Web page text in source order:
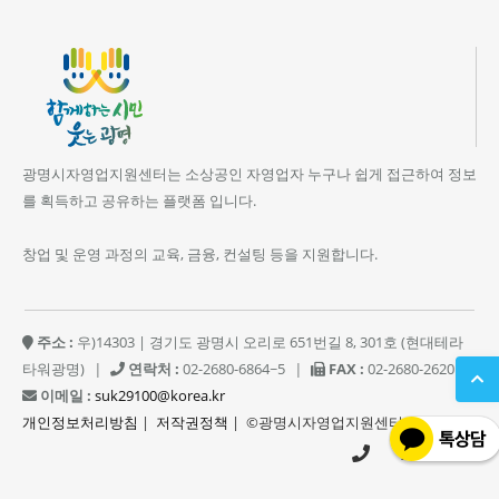
광명시자영업지원센터는 소상공인 자영업자 누구나 쉽게 접근하여 정보
를 획득하고 공유하는 플랫폼 입니다.
창업 및 운영 과정의 교육, 금융, 컨설팅 등을 지원합니다.
주소 : 우)14303 | 경기도 광명시 오리로 651번길 8, 301호 (현대테라
타워광명)
| 연락처 : 02-2680-6864~5 | FAX : 02-2680-2620
이메일 : suk29100@korea.kr
개인정보처리방침 | 저작권정책 | ©광명시자영업지원센터